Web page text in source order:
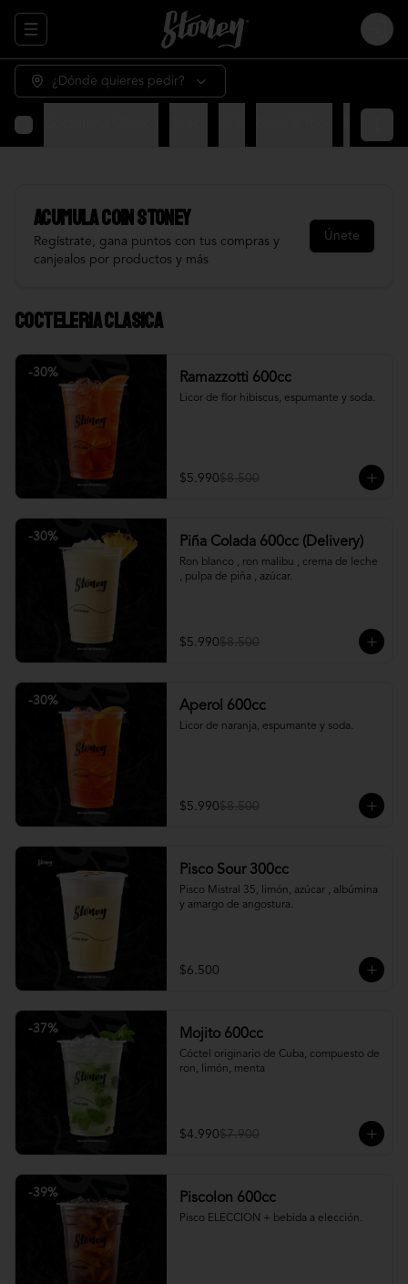
Abrir menu de navegación Login
¿Dónde quieres pedir?
AcumulaCOIN STONEY
Regístrate, gana puntos con tus compras y
canjealos por productos y más
Únete
Cocteleria Clasica
-30% Ramazzotti 600cc
Licor de flor hibiscus, espumante y soda.
$5.990$8.500
-30% Piña Colada 600cc (Delivery)
Ron blanco , ron malibu , crema de leche
, pulpa de piña , azúcar.
$5.990$8.500
-30% Aperol 600cc
Licor de naranja, espumante y soda.
$5.990$8.500
Pisco Sour 300cc
Pisco Mistral 35, limón, azúcar , albúmina
y amargo de angostura.
$6.500
-37% Mojito 600cc
Cóctel originario de Cuba, compuesto de
ron, limón, menta
$4.990$7.900
-39% Piscolon 600cc
Pisco ELECCION + bebida a elección.